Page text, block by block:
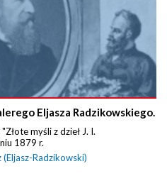
Eljasza Radzikowskiego.
myśli z dzieł J. I.
1879 r.
(Eljasz-Radzikowski)